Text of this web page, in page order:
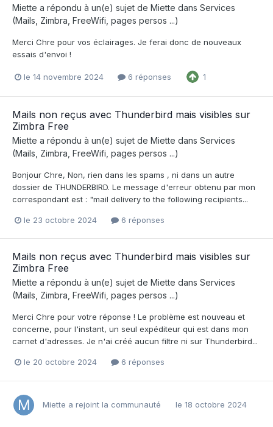
Miette a répondu à un(e) sujet de Miette dans Services
(Mails, Zimbra, FreeWifi, pages persos ...)
Merci Chre pour vos éclairages. Je ferai donc de nouveaux
essais d'envoi !
le 14 novembre 2024 6 réponses 1
Mails non reçus avec Thunderbird mais visibles sur
Zimbra Free
Miette a répondu à un(e) sujet de Miette dans Services
(Mails, Zimbra, FreeWifi, pages persos ...)
Bonjour Chre, Non, rien dans les spams , ni dans un autre
dossier de THUNDERBIRD. Le message d'erreur obtenu par mon
correspondant est : "mail delivery to the following recipients...
le 23 octobre 2024 6 réponses
Mails non reçus avec Thunderbird mais visibles sur
Zimbra Free
Miette a répondu à un(e) sujet de Miette dans Services
(Mails, Zimbra, FreeWifi, pages persos ...)
Merci Chre pour votre réponse ! Le problème est nouveau et
concerne, pour l'instant, un seul expéditeur qui est dans mon
carnet d'adresses. Je n'ai créé aucun filtre ni sur Thunderbird...
le 20 octobre 2024 6 réponses
Miette a rejoint la communauté le 18 octobre 2024